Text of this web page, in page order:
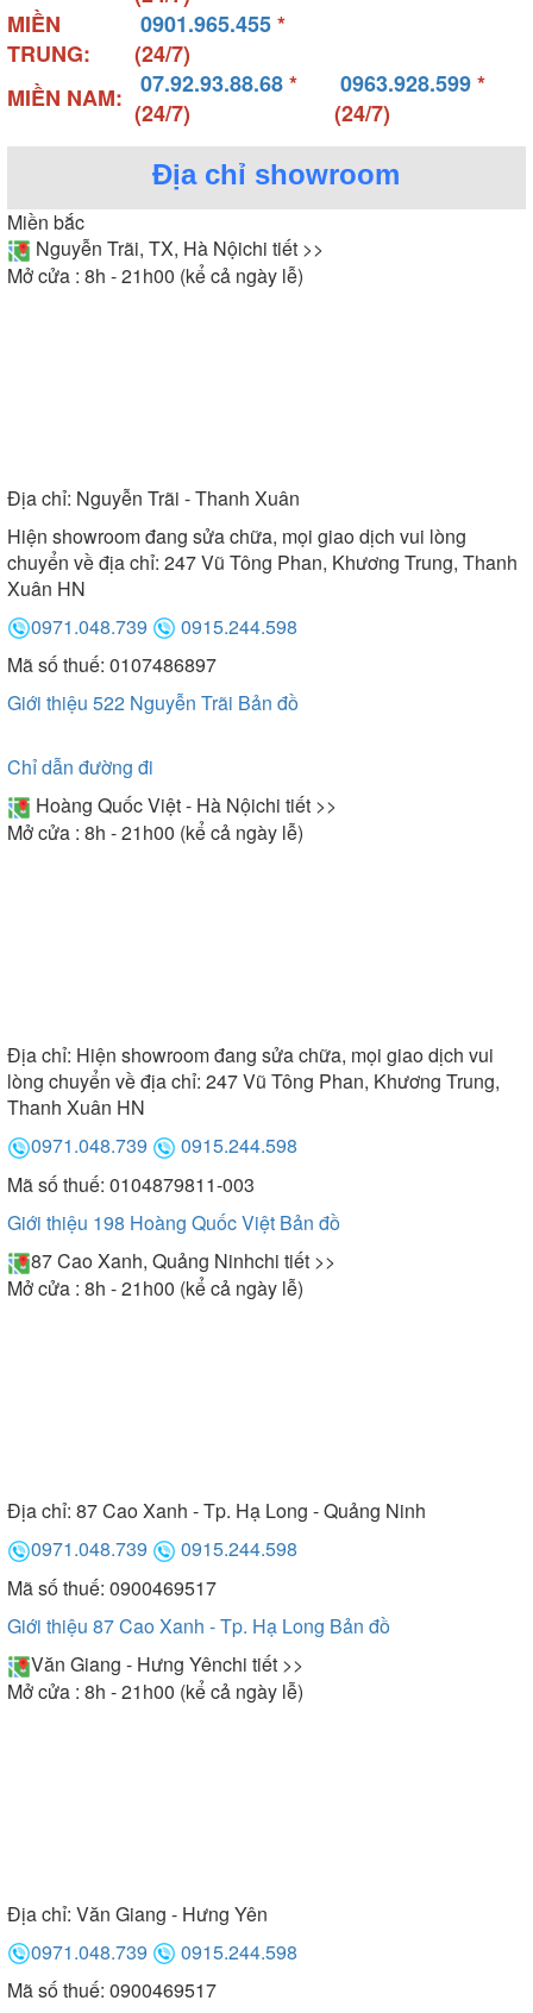
MIỀN
TRUNG:
0901.965.455*
(24/7)
MIỀN NAM:
07.92.93.88.68*
(24/7)
0963.928.599*
(24/7)
Địa chỉ showroom
Miền bắc
Nguyễn Trãi, TX, Hà Nộichi tiết >>
Mở cửa : 8h - 21h00 (kể cả ngày lễ)
Địa chỉ: Nguyễn Trãi - Thanh Xuân
Hiện showroom đang sửa chữa, mọi giao dịch vui lòng
chuyển về địa chỉ: 247 Vũ Tông Phan, Khương Trung, Thanh
Xuân HN
0971.048.739
0915.244.598
Mã số thuế: 0107486897
Giới thiệu 522 Nguyễn Trãi Bản đồ
Chỉ dẫn đường đi
Hoàng Quốc Việt - Hà Nộichi tiết >>
Mở cửa : 8h - 21h00 (kể cả ngày lễ)
Địa chỉ: Hiện showroom đang sửa chữa, mọi giao dịch vui
lòng chuyển về địa chỉ: 247 Vũ Tông Phan, Khương Trung,
Thanh Xuân HN
0971.048.739
0915.244.598
Mã số thuế: 0104879811-003
Giới thiệu 198 Hoàng Quốc Việt Bản đồ
87 Cao Xanh, Quảng Ninhchi tiết >>
Mở cửa : 8h - 21h00 (kể cả ngày lễ)
Địa chỉ: 87 Cao Xanh - Tp. Hạ Long - Quảng Ninh
0971.048.739
0915.244.598
Mã số thuế: 0900469517
Giới thiệu 87 Cao Xanh - Tp. Hạ Long Bản đồ
Văn Giang - Hưng Yênchi tiết >>
Mở cửa : 8h - 21h00 (kể cả ngày lễ)
Địa chỉ: Văn Giang - Hưng Yên
0971.048.739
0915.244.598
Mã số thuế: 0900469517